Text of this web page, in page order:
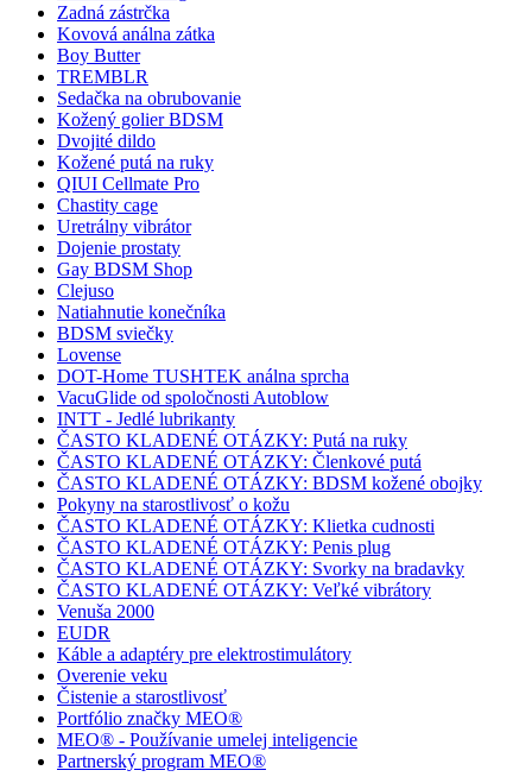
Zadná zástrčka
Kovová análna zátka
Boy Butter
TREMBLR
Sedačka na obrubovanie
Kožený golier BDSM
Dvojité dildo
Kožené putá na ruky
QIUI Cellmate Pro
Chastity cage
Uretrálny vibrátor
Dojenie prostaty
Gay BDSM Shop
Clejuso
Natiahnutie konečníka
BDSM sviečky
Lovense
DOT-Home TUSHTEK análna sprcha
VacuGlide od spoločnosti Autoblow
INTT - Jedlé lubrikanty
ČASTO KLADENÉ OTÁZKY: Putá na ruky
ČASTO KLADENÉ OTÁZKY: Členkové putá
ČASTO KLADENÉ OTÁZKY: BDSM kožené obojky
Pokyny na starostlivosť o kožu
ČASTO KLADENÉ OTÁZKY: Klietka cudnosti
ČASTO KLADENÉ OTÁZKY: Penis plug
ČASTO KLADENÉ OTÁZKY: Svorky na bradavky
ČASTO KLADENÉ OTÁZKY: Veľké vibrátory
Venuša 2000
EUDR
Káble a adaptéry pre elektrostimulátory
Overenie veku
Čistenie a starostlivosť
Portfólio značky MEO®
MEO® - Používanie umelej inteligencie
Partnerský program MEO®